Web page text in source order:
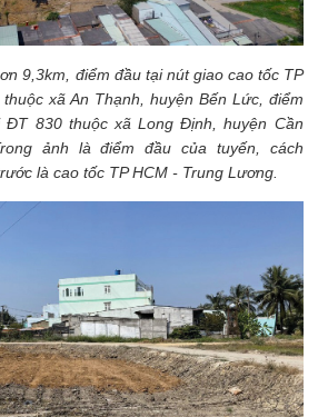
9,3km, điểm đầu tại nút giao cao tốc TP
xã An Thạnh, huyện Bến Lức, điểm
ĐT 830 thuộc xã Long Định, huyện Cần
ảnh là điểm đầu của tuyến, cách
là cao tốc TP HCM - Trung Lương.